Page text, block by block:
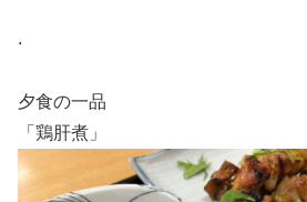
.
夕食の一品
「鶏肝煮」